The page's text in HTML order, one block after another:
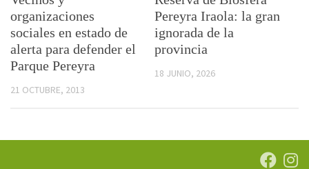
organizaciones
sociales en estado de
alerta para defender el
Parque Pereyra
21 OCTUBRE, 2013
Pereyra Iraola: la gran
ignorada de la
provincia
18 JUNIO, 2026